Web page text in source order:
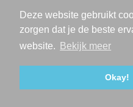
Deze website gebruikt
zorgen dat je de beste
website.
Bekijk meer
Okay!